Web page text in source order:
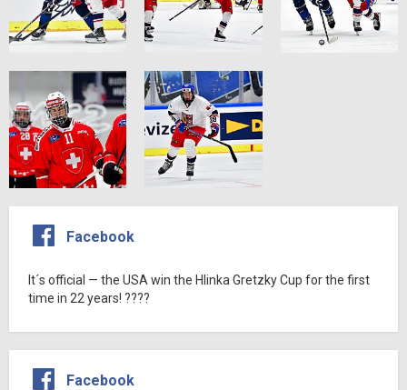
Facebook
It´s official — the USA win the Hlinka Gretzky Cup for the first
time in 22 years! ????
Facebook